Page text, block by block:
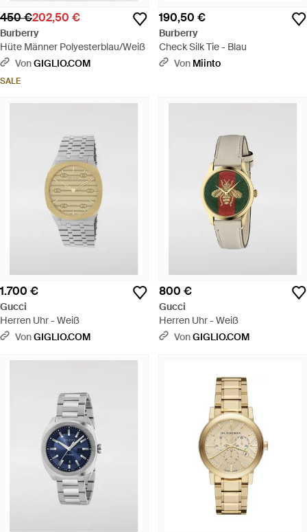
450 €202,50 €
Burberry
Hüte Männer Polyesterblau/Weiß
VonGIGLIO.COM
SALE
190,50 €
Burberry
Check Silk Tie - Blau
Von Miinto
1.700 €
Gucci
Herren Uhr - Weiß
VonGIGLIO.COM
800 €
Gucci
Herren Uhr - Weiß
VonGIGLIO.COM